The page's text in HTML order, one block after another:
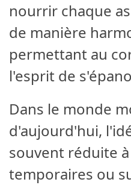
nourrir chaque
de manière
permettant au
l'esprit de
Dans le monde
d'aujourd'hui,
souvent réduite
temporaires ou